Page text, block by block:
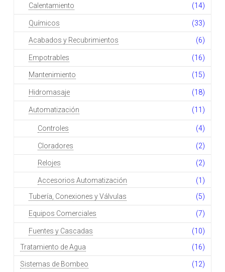
Calentamiento (14)
Químicos (33)
Acabados y Recubrimientos (6)
Empotrables (16)
Mantenimiento (15)
Hidromasaje (18)
Automatización (11)
Controles (4)
Cloradores (2)
Relojes (2)
Accesorios Automatización
(1)
Tubería, Conexiones y Válvulas
(5)
Equipos Comerciales (7)
Fuentes y Cascadas
(10)
Tratamiento de Agua
(16)
Sistemas de Bombeo (12)